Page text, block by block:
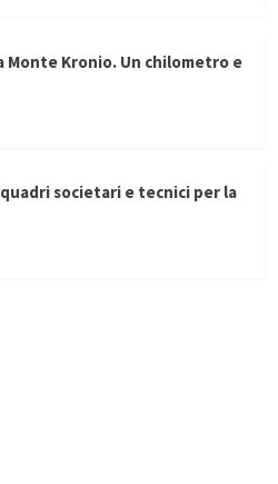
Monte Kronio. Un chilometro e
societari e tecnici per la